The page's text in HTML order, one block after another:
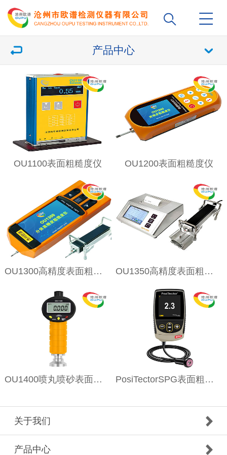
产品中心
OU1100表面粗糙度仪 OU1200表面粗糙度仪
OU1300高精度表面粗糙度仪 OU1350高精度表面粗糙度仪
OU1400喷丸喷砂表面粗糙度仪 PosiTectorSPG表面粗糙度仪
关于我们
产品中心